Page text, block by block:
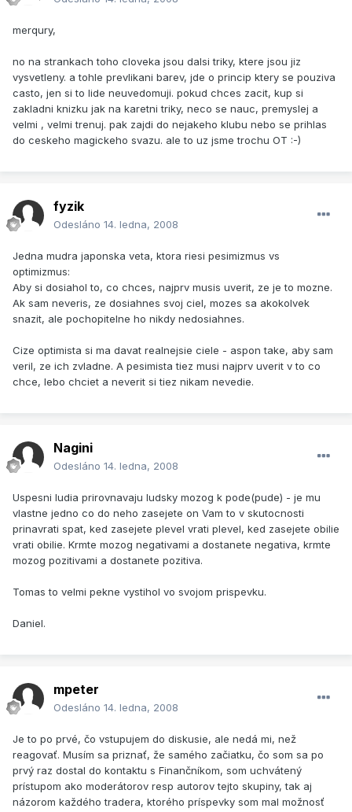
merqury,
no na strankach toho cloveka jsou dalsi triky, ktere jsou jiz
vysvetleny. a tohle prevlikani barev, jde o princip ktery se pouziva
casto, jen si to lide neuvedomuji. pokud chces zacit, kup si
zakladni knizku jak na karetni triky, neco se nauc, premyslej a
velmi , velmi trenuj. pak zajdi do nejakeho klubu nebo se prihlas
do ceskeho magickeho svazu. ale to uz jsme trochu OT :-)
fyzik
Odesláno 14. ledna, 2008
Jedna mudra japonska veta, ktora riesi pesimizmus vs
optimizmus:
Aby si dosiahol to, co chces, najprv musis uverit, ze je to mozne.
Ak sam neveris, ze dosiahnes svoj ciel, mozes sa akokolvek
snazit, ale pochopitelne ho nikdy nedosiahnes.
Cize optimista si ma davat realnejsie ciele - aspon take, aby sam
veril, ze ich zvladne. A pesimista tiez musi najprv uverit v to co
chce, lebo chciet a neverit si tiez nikam nevedie.
Nagini
Odesláno 14. ledna, 2008
Uspesni ludia prirovnavaju ludsky mozog k pode(pude) - je mu
vlastne jedno co do neho zasejete on Vam to v skutocnosti
prinavrati spat, ked zasejete plevel vrati plevel, ked zasejete obilie
vrati obilie. Krmte mozog negativami a dostanete negativa, krmte
mozog pozitivami a dostanete pozitiva.
Tomas to velmi pekne vystihol vo svojom prispevku.
Daniel.
mpeter
Odesláno 14. ledna, 2008
Je to po prvé, čo vstupujem do diskusie, ale nedá mi, než
reagovať. Musím sa priznať, že samého začiatku, čo som sa po
prvý raz dostal do kontaktu s Finančníkom, som uchvátený
prístupom ako moderátorov resp autorov tejto skupiny, tak aj
názorom každého tradera, ktorého príspevky som mal možnosť